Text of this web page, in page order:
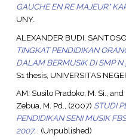
GAUCHE EN RE MAJEUR"
UNY.
ALEXANDER BUDI, SANTOSO
TINGKAT PENDIDIKAN
DALAM BERMUSIK DI SMP N
S1 thesis, UNIVERSITAS
AM. Susilo Pradoko, M. Si., and
Zebua, M. Pd., (2007) STUDI
PENDIDIKAN SENI MUSIK
2007.. (Unpublished)